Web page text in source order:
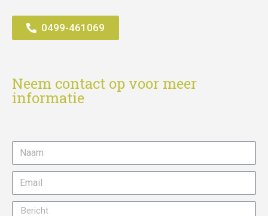
0499-461069
Neem contact op voor meer
informatie